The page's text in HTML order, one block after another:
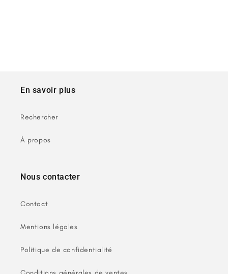
En savoir plus
Rechercher
À propos
Nous contacter
Contact
Mentions légales
Politique de confidentialité